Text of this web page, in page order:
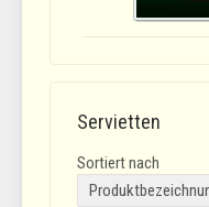
Servietten
Sortiert nach